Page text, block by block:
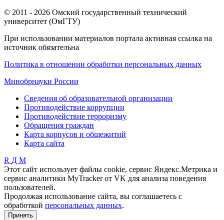
© 2011 - 2026 Омский государственный технический
университет (ОмГТУ)
При использовании материалов портала активная ссылка на
источник обязательна
Политика в отношении обработки персональных данных
Минобрнауки России
Сведения об образовательной организации
Противодействие коррупции
Противодействие терроризму
Обращения граждан
Карта корпусов и общежитий
Карта сайта
R Д М
Этот сайт использует файлы cookie, сервис Яндекс.Метрика и
сервис аналитики MyTracker от VK для анализа поведения
пользователей.
Продолжая использование сайта, вы соглашаетесь с
обработкой персональных данных.
Принять